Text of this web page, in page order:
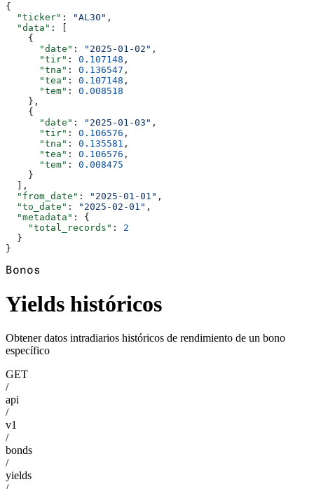
{
  "ticker"
: "AL30" ,
  "data"
: [
    {
      "date"
: "2025-01-02" ,
      "tir"
: 0.107148 ,
      "tna"
: 0.136547 ,
      "tea"
: 0.107148 ,
      "tem"
: 0.008518
    },
    {
      "date"
: "2025-01-03" ,
      "tir"
: 0.106576 ,
      "tna"
: 0.135581 ,
      "tea"
: 0.106576 ,
      "tem"
: 0.008475
    }
  ],
  "from_date"
: "2025-01-01" ,
  "to_date"
: "2025-02-01" ,
  "metadata"
: {
    "total_records"
: 2
  }
}
Bonos
Yields históricos
Obtener datos intradiarios históricos de rendimiento de un bono
específico
GET
/
api
/
v1
/
bonds
/
yields